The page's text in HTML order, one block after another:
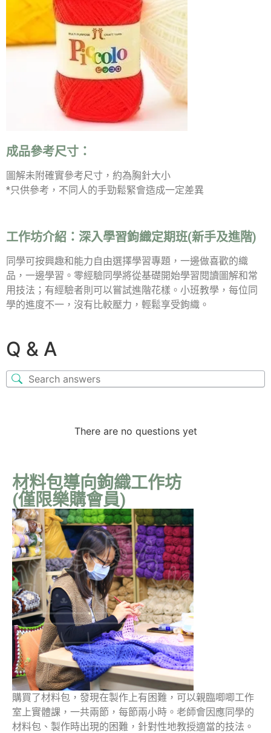
成品參考尺寸：
圖解未附確實參考尺寸，約為胸針大小
*只供參考，不同人的手勁鬆緊會造成一定差異
工作坊介紹： 深入學習鉤織定期班(新手及進階)
同學可按興趣和能力自由選擇學習專題，一邊做喜歡的織
品，一邊學習。零經驗同學將從基礎開始學習閱讀圖解和常
用技法；有經驗者則可以嘗試進階花樣。小班教學，每位同
學的進度不一，沒有比較壓力，輕鬆享受鉤織。
Q & A
There are no questions yet
材料包導向鉤織工作坊
(僅限樂購會員)
購買了材料包，發現在製作上有困難，可以親臨唧唧工作
室上實體課，一共兩節，每節兩小時。老師會因應同學的
材料包、製作時出現的困難，針對性地教授適當的技法。